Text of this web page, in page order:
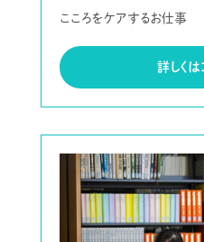
こころをケアするお仕事
詳しく